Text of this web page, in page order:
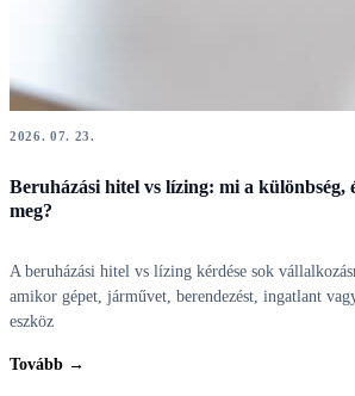
2026. 07. 23.
Beruházási hitel vs lízing: mi a különbség,
meg?
A beruházási hitel vs lízing kérdése sok
amikor gépet, járművet, berendezést, ingatlant
eszköz
Tovább →